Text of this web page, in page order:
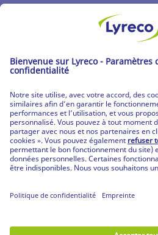
Partenaire | de tous les lieux de
© Lyreco
Partenaire | de tous les
Conditions Générales de
confidentialité|
Mentions Légales|Service
Produits personnalisés
Votre guide RGPD|
de confidentialité|